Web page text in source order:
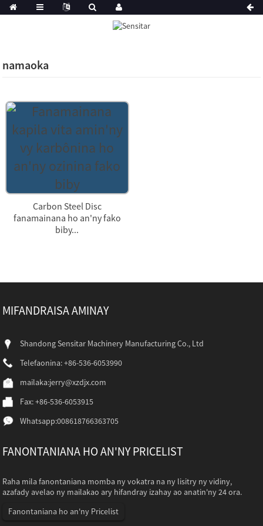
namaoka
Carbon Steel Disc
fanamainana ho an'ny fako
biby...
MIFANDRAISA AMINAY
Shandong Sensitar Machinery Manufacturing Co., Ltd
Telefaonina: +86-536-6053990
mailaka:jerry@xzdjx.com
Fax: +86-536-6053915
Whatsapp:008618766363705
FANONTANIANA HO AN'NY PRICELIST
Raha mila fanontaniana momba ny vokatra na ny lisitry ny vidiny,
azafady avelao ny mailakao ary hifandray izahay ao anatin'ny 24 ora.
Fanontaniana ho an'ny Pricelist